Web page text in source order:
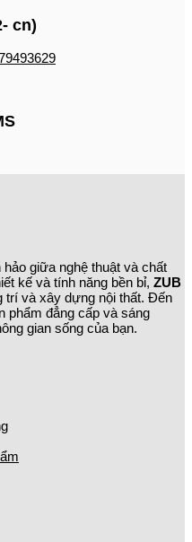
cn)
giữa nghệ thuật và chất
kế và tính năng bền bỉ, ZUB
trí và xây dựng nội thất. Đến
phẩm đẳng cấp và sáng
gian sống của bạn.